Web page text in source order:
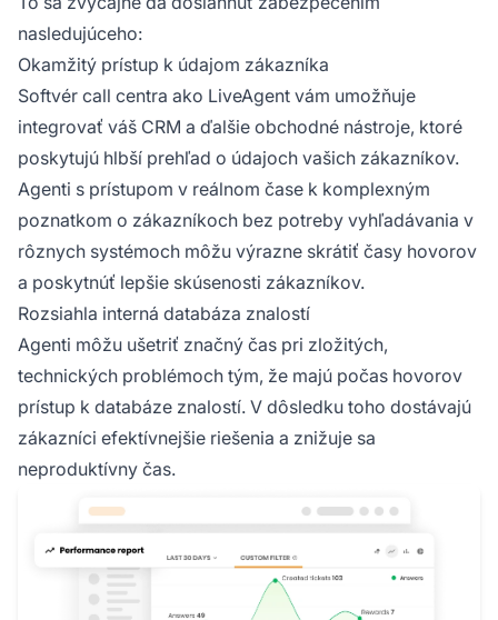
nasledujúceho:
Okamžitý prístup k údajom zákazníka
Softvér call centra ako LiveAgent vám umožňuje
integrovať váš CRM a ďalšie obchodné nástroje, ktoré
poskytujú hlbší prehľad o údajoch vašich zákazníkov.
Agenti s prístupom v reálnom čase k komplexným
poznatkom o zákazníkoch bez potreby vyhľadávania v
rôznych systémoch môžu výrazne skrátiť časy hovorov
a poskytnúť lepšie skúsenosti zákazníkov.
Rozsiahla interná databáza znalostí
Agenti môžu ušetriť značný čas pri zložitých,
technických problémoch tým, že majú počas hovorov
prístup k databáze znalostí. V dôsledku toho dostávajú
zákazníci efektívnejšie riešenia a znižuje sa
neproduktívny čas.